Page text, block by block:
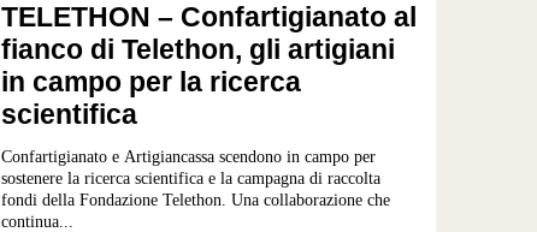
TELETHON – Confartigianato al
fianco di Telethon, gli artigiani
in campo per la ricerca
scientifica
Confartigianato e Artigiancassa scendono in campo per
sostenere la ricerca scientifica e la campagna di raccolta
fondi della Fondazione Telethon. Una collaborazione che
continua...